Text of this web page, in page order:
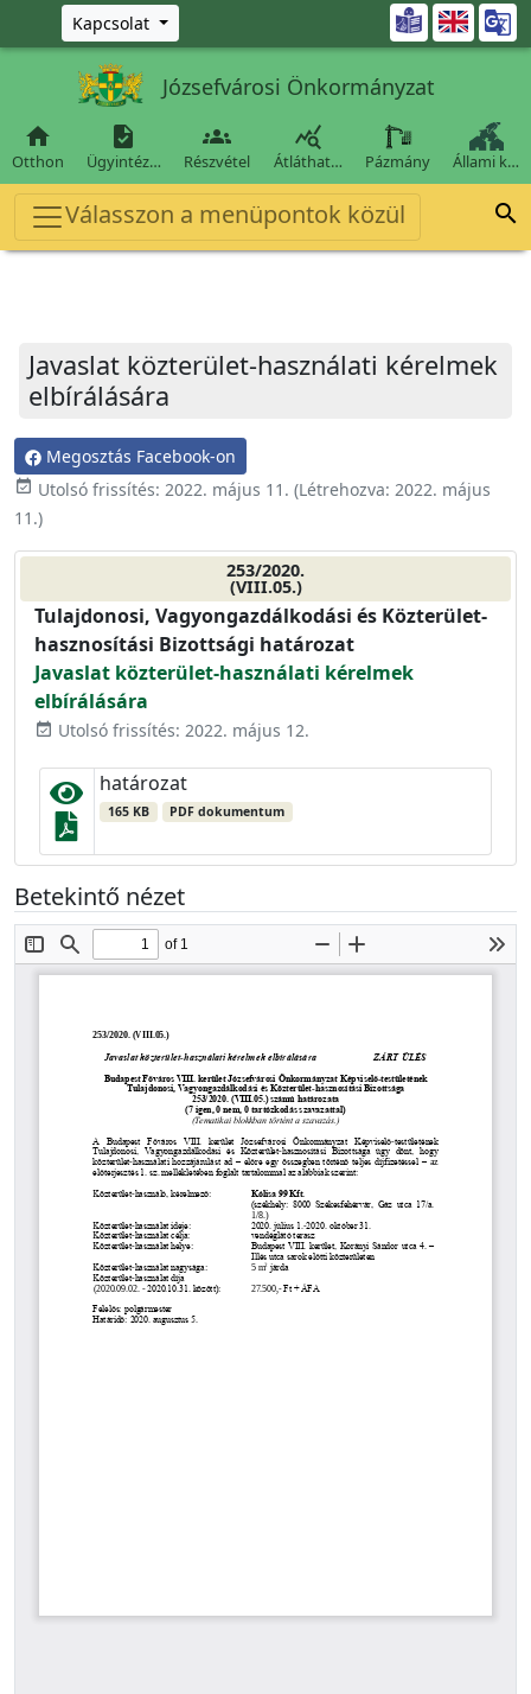
Ugrás a fő tartalomra
Kapcsolat 
Józsefvárosi Önkormányzat

Otthon

Ügyintéz…

Részvétel

Átláthat… Pázmány Állami k…
Válasszon a menüpontok közül 
Javaslat közterület-használati kérelmek
elbírálására
Megosztás Facebook-on
event_available Utolsó frissítés: 2022. május 11. (Létrehozva: 2022. május
11.)
253/2020.
(VIII.05.)
Tulajdonosi, Vagyongazdálkodási és Közterület-
hasznosítási Bizottsági határozat
Javaslat közterület-használati kérelmek
elbírálására
event_available Utolsó frissítés: 2022. május 12.
határozat
165 KB PDF dokumentum
Betekintő nézet